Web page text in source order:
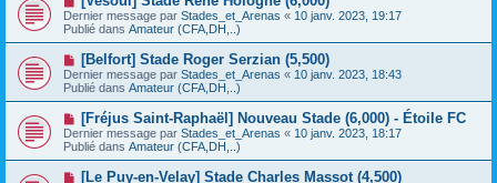
a
g
e
u
m
e
s
a
g
e
o
u
v
e
u
m
e
s
a
g
e
Dernier message par Stades_et_Arenas « 10 janv. 2023, 19:17
Publié dans Amateur (CFA,DH,..)
N
o
u
v
e
u
m
e
[Belfort] Stade Roger Serzian (5,500)
Dernier message par Stades_et_Arenas « 10 janv. 2023, 18:43
Publié dans Amateur (CFA,DH,..)
N
o
u
v
e
[Fréjus Saint-Raphaël] Nouveau Stade (6,000) - Étoile FC
Dernier message par Stades_et_Arenas « 10 janv. 2023, 18:17
Publié dans Amateur (CFA,DH,..)
N[Le Puy-en-Velay] Stade Charles Massot (4,500)